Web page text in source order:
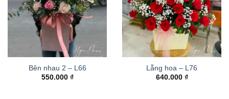
Bên nhau 2 – L66
550.000 ₫
Lẵng hoa – L76
640.000 ₫